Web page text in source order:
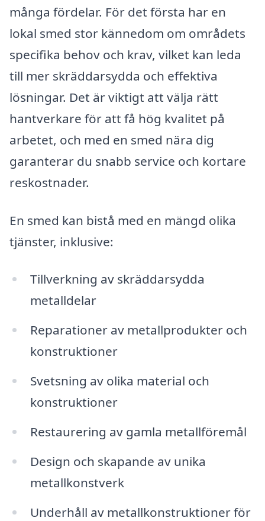
många fördelar. För det första har en
lokal smed stor kännedom om områdets
specifika behov och krav, vilket kan leda
till mer skräddarsydda och effektiva
lösningar. Det är viktigt att välja rätt
hantverkare för att få hög kvalitet på
arbetet, och med en smed nära dig
garanterar du snabb service och kortare
reskostnader.
En smed kan bistå med en mängd olika
tjänster, inklusive:
Tillverkning av skräddarsydda
metalldelar
Reparationer av metallprodukter och
konstruktioner
Svetsning av olika material och
konstruktioner
Restaurering av gamla metallföremål
Design och skapande av unika
metallkonstverk
Underhåll av metallkonstruktioner för